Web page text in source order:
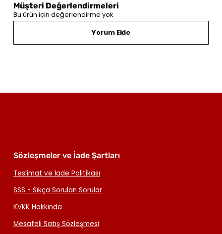
Müşteri Değerlendirmeleri
Bu ürün için değerlendirme yok
Yorum Ekle
Sözleşmeler ve İade Şartları
Teslimat ve İade Politikası
SSS - Sıkça Sorulan Sorular
KVKK Hakkında
Mesafeli Satış Sözleşmesi